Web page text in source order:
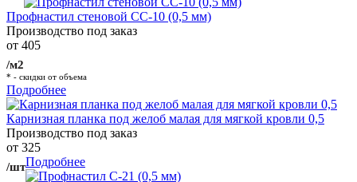
Профнастил стеновой СС-10 (0,5 мм)
Производство под заказ
от 405
/м2
* - скидки от объема
Подробнее
Карнизная планка под желоб малая для мягкой кровли 0,5
Производство под заказ
от 325
/штПодробнее